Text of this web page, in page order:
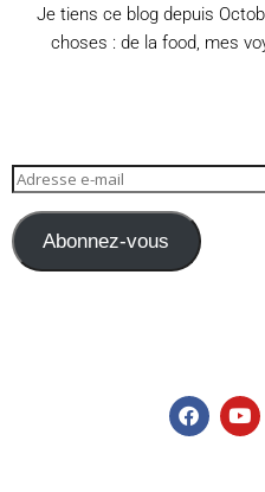
Je tiens ce blog depuis
choses : de la food, mes
Abonnez-vous